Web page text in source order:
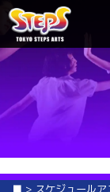
■ > スケジュール